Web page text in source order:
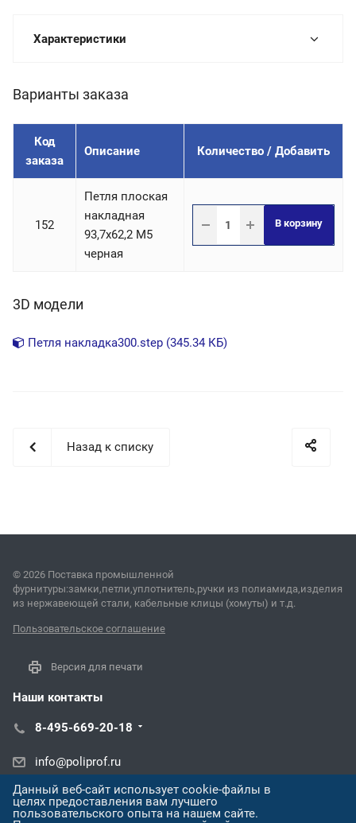
Характеристики
Варианты заказа
Код
заказа
Описание Количество / Добавить
152
Петля плоская
накладная
93,7х62,2 М5
черная
В корзину
3D модели
Петля накладка300.step (345.34 КБ)
Назад к списку
© 2026 Поставка промышленной
фурнитуры:замки,петли,уплотнитель,ручки из полиамида,изделия
из нержавеющей стали, кабельные клицы (хомуты) и т.д.
Пользовательское соглашение
Версия для печати
Наши контакты
8-495-669-20-18
info@poliprof.ru
ул. Александра Покрышкина, 2/4,
Данный веб-сайт использует cookie-файлы в
целях предоставления вам лучшего
пользовательского опыта на нашем сайте.